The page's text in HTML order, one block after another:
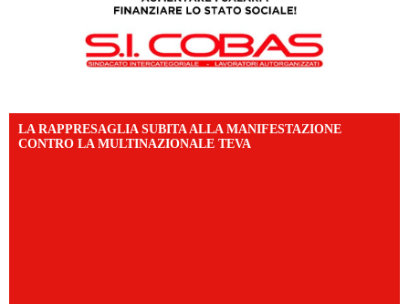
LA RAPPRESAGLIA SUBITA ALLA MANIFESTAZIONE
CONTRO LA MULTINAZIONALE TEVA